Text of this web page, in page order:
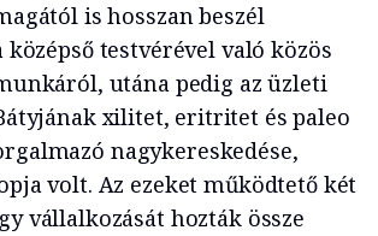
is hosszan beszél
középső testvérével való közös
utána pedig az üzleti
xilitet, eritritet és paleo
nagykereskedése,
volt. Az ezeket működtető két
vállalkozását hozták össze